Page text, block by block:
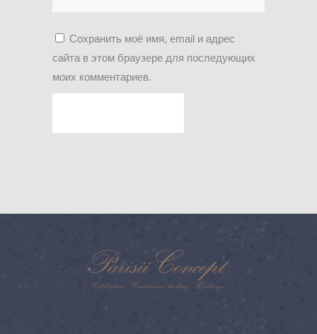
Сохранить моё имя, email и адрес
сайта в этом браузере для последующих
моих комментариев.